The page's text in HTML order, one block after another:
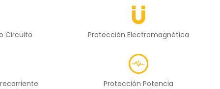
Circuito Protección Electromagnética
Protección Potencia